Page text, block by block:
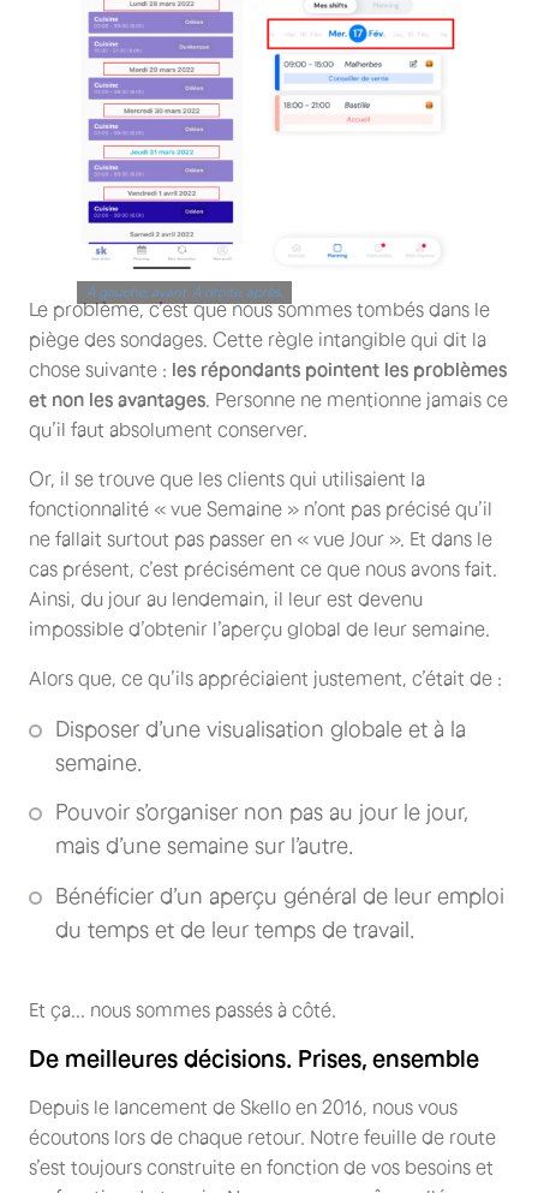
À gauche, avant. À droite, après.
Le problème, c’est que nous sommes tombés dans le
piège des sondages. Cette règle intangible qui dit la
chose suivante : les répondants pointent les problèmes
et non les avantages . Personne ne mentionne jamais ce
qu’il faut absolument conserver.
Or, il se trouve que les clients qui utilisaient la
fonctionnalité « vue Semaine » n’ont pas précisé qu’il
ne fallait surtout pas passer en « vue Jour ». Et dans le
cas présent, c’est précisément ce que nous avons fait.
Ainsi, du jour au lendemain, il leur est devenu
impossible d’obtenir l’aperçu global de leur semaine.
Alors que, ce qu’ils appréciaient justement, c’était de :
Disposer d’une visualisation globale et à la
semaine.
Pouvoir s’organiser non pas au jour le jour,
mais d’une semaine sur l’autre.
Bénéficier d’un aperçu général de leur emploi
du temps et de leur temps de travail.
Et ça... nous sommes passés à côté.
De meilleures décisions. Prises, ensemble
Depuis le lancement de Skello en 2016, nous vous
écoutons lors de chaque retour. Notre feuille de route
s’est toujours construite en fonction de vos besoins et